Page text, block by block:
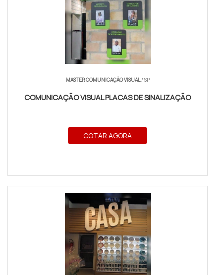
MASTER COMUNICAÇÃO VISUAL/ SP
COMUNICAÇÃO VISUAL PLACAS DE SINALIZAÇÃO
COTAR AGORA